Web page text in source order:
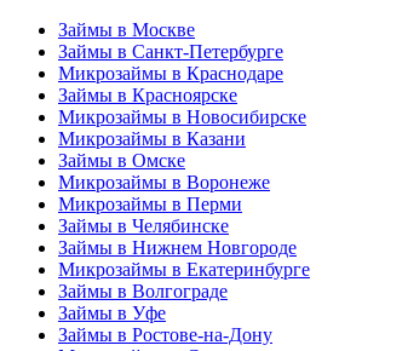
Займы в Москве
Займы в Санкт-Петербурге
Микрозаймы в Краснодаре
Займы в Красноярске
Микрозаймы в Новосибирске
Микрозаймы в Казани
Займы в Омске
Микрозаймы в Воронеже
Микрозаймы в Перми
Займы в Челябинске
Займы в Нижнем Новгороде
Микрозаймы в Екатеринбурге
Займы в Волгограде
Займы в Уфе
Займы в Ростове-на-Дону